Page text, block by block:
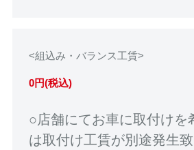
<組込み・バランス工賃>
0円(税込)
○店舗にてお車に取付けを
は取付け工賃が別途発生致